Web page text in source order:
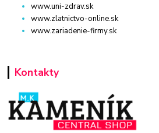
www.uni-zdrav.sk
www.zlatnictvo-online.sk
www.zariadenie-firmy.sk
Kontakty